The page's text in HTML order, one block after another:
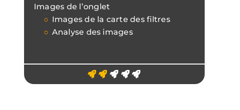
Images de l’onglet
Images de la carte des filtres
Analyse des images